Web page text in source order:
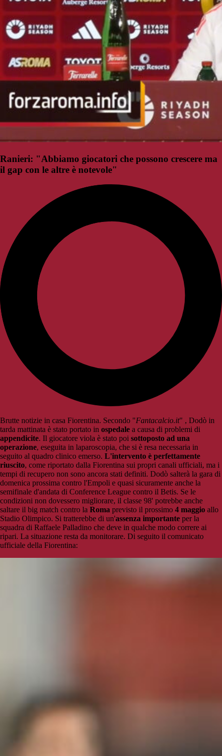
Ranieri: "Abbiamo giocatori che possono crescere ma
il gap con le altre è notevole"
Brutte notizie in casa Fiorentina. Secondo "Fantacalcio.it" , Dodò in
tarda mattinata è stato portato in ospedale a causa di problemi di
appendicite. Il giocatore viola è stato poi sottoposto ad una
operazione, eseguita in laparoscopia, che si è resa necessaria in
seguito al quadro clinico emerso. L'intervento è perfettamente
riuscito, come riportato dalla Fiorentina sui propri canali ufficiali, ma i
tempi di recupero non sono ancora stati definiti. Dodò salterà la gara di
domenica prossima contro l'Empoli e quasi sicuramente anche la
semifinale d'andata di Conference League contro il Betis. Se le
condizioni non dovessero migliorare, il classe 98' potrebbe anche
saltare il big match contro la Roma previsto il prossimo 4 maggio allo
Stadio Olimpico. Si tratterebbe di un'assenza importante per la
squadra di Raffaele Palladino che deve in qualche modo correre ai
ripari. La situazione resta da monitorare. Di seguito il comunicato
ufficiale della Fiorentina: